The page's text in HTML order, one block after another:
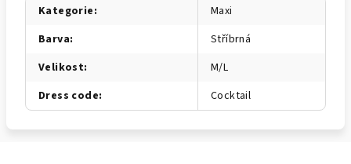
Kategorie:
Maxi
Barva:
Stříbrná
Velikost:
M/L
Dress code: Cocktail